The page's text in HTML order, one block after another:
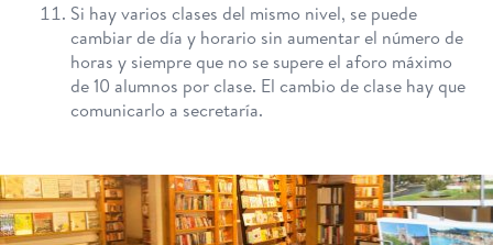
Si hay varios clases del mismo nivel, se puede
cambiar de día y horario sin aumentar el número de
horas y siempre que no se supere el aforo máximo
de 10 alumnos por clase. El cambio de clase hay que
comunicarlo a secretaría.